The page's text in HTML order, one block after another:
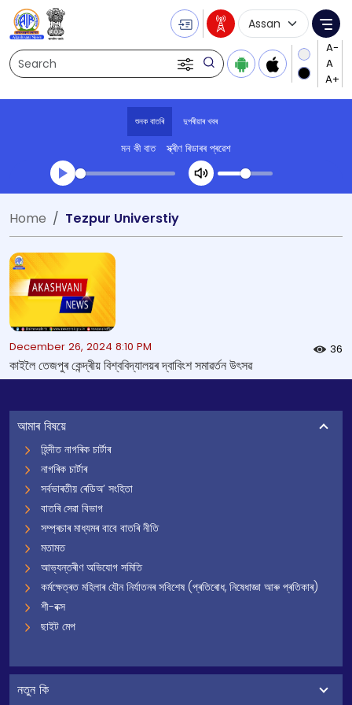
Search
Language
শুনক বাতৰি দুপৰীয়াৰ খবৰ
মন কী বাত স্ক্ৰীণ ৰিডাৰৰ প্ৰৱেশ
Transcript summary
খেলা অডিঅ' দুপৰীয়াৰ খবৰ
Home Tezpur Universtiy
December 26, 2024 8:10 PM 36
কাইলৈ তেজপুৰ কেন্দ্ৰীয় বিশ্ববিদ্যালয়ৰ দ্বাবিংশ সমাৱৰ্তন উৎসৱ
আমাৰ বিষয়ে
হিন্দীত নাগৰিক চাৰ্টাৰ
নাগৰিক চাৰ্টাৰ
সৰ্বভাৰতীয় ৰেডিঅ’ সংহিতা
বাতৰি সেৱা বিভাগ
সম্প্ৰচাৰ মাধ্যমৰ বাবে বাতৰি নীতি
মতামত
আভ্যন্তৰীণ অভিযোগ সমিতি
কৰ্মক্ষেত্ৰত মহিলাৰ যৌন নিৰ্যাতনৰ সবিশেষ (প্ৰতিৰোধ, নিষেধাজ্ঞা আৰু প্ৰতিকাৰ)
শী-বক্স
ছাইট মেপ
নতুন কি